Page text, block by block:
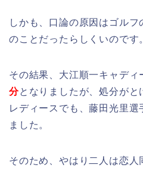
しかも、口論の原因はゴル
のことだったらしくいのです
その結果、大江順一キャディ
分となりましたが、処分がと
レディースでも、藤田光里
ました。
そのため、やはり二人は恋人